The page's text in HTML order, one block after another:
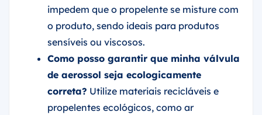
impedem que o propelente se misture com
o produto, sendo ideais para produtos
sensíveis ou viscosos.
Como posso garantir que minha válvula
de aerossol seja ecologicamente
correta? Utilize materiais recicláveis e
propelentes ecológicos, como ar